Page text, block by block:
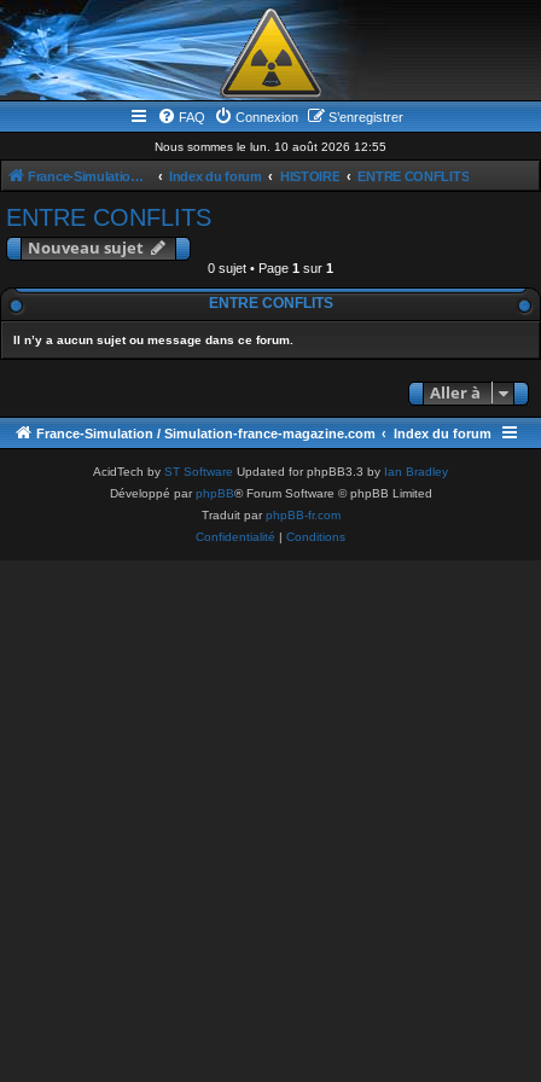
FAQ Connexion S’enregistrer
Nous sommes le lun. 10 août 2026 12:55
France-Simulation / Simulation-france-magazine.com Index du forum HISTOIRE ENTRE CONFLITS
ENTRE CONFLITS
Nouveau sujet
0 sujet • Page 1 sur 1
ENTRE CONFLITS
Il n’y a aucun sujet ou message dans ce forum.
Aller à
France-Simulation / Simulation-france-magazine.com Index du forum
AcidTech by ST Software Updated for phpBB3.3 by Ian Bradley
Développé parphpBB® Forum Software © phpBB Limited
Traduit parphpBB-fr.com
Confidentialité | Conditions